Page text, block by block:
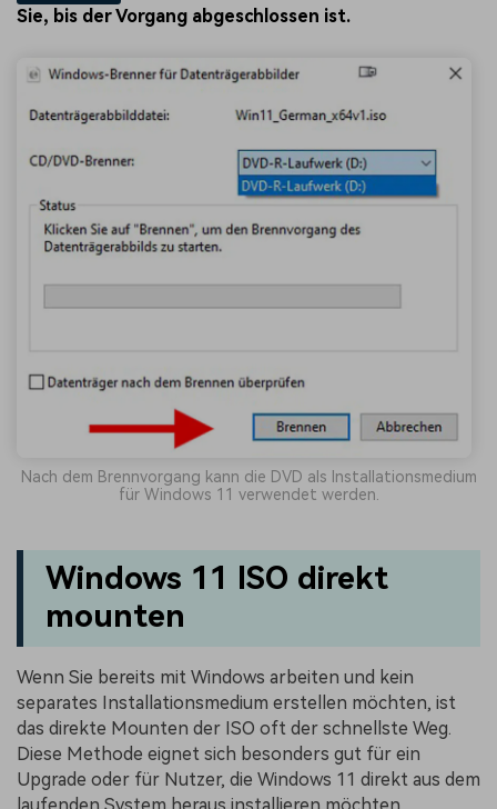
Sie, bis der Vorgang abgeschlossen ist.
Nach dem Brennvorgang kann die DVD als Installationsmedium
für Windows 11 verwendet werden.
Windows 11 ISO direkt
mounten
Wenn Sie bereits mit Windows arbeiten und kein
separates Installationsmedium erstellen möchten, ist
das direkte Mounten der ISO oft der schnellste Weg.
Diese Methode eignet sich besonders gut für ein
Upgrade oder für Nutzer, die Windows 11 direkt aus dem